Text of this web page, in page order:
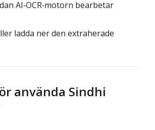
AI‑OCR‑motorn bearbetar
ladda ner den extraherade
använda Sindhi